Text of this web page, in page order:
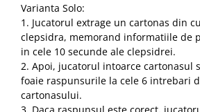
Varianta Solo:
1. Jucatorul extrage un cartonas din
clepsidra, memorand informatiile de
in cele 10 secunde ale clepsidrei.
2. Apoi, jucatorul intoarce cartonasul
foaie raspunsurile la cele 6 intrebari
cartonasului.